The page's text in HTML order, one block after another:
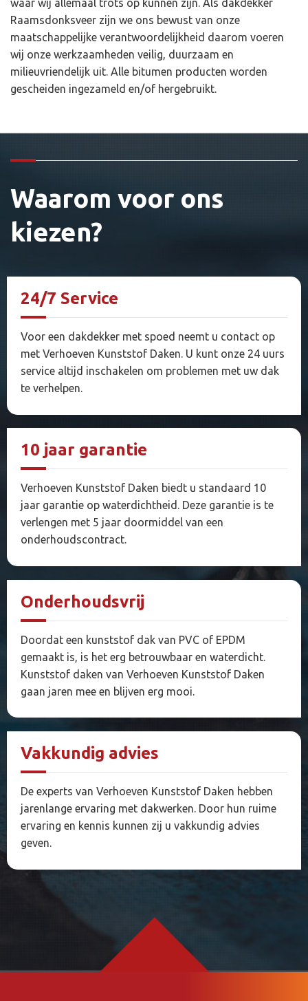
waar wij allemaal trots op kunnen zijn. Als dakdekker
Raamsdonksveer zijn we ons bewust van onze
maatschappelijke verantwoordelijkheid daarom voeren
wij onze werkzaamheden veilig, duurzaam en
milieuvriendelijk uit. Alle bitumen producten worden
gescheiden ingezameld en/of hergebruikt.
Waarom voor ons
kiezen?
24/7 Service
Voor een dakdekker met spoed neemt u contact op
met Verhoeven Kunststof Daken. U kunt onze 24 uurs
service altijd inschakelen om problemen met uw dak
te verhelpen.
10 jaar garantie
Verhoeven Kunststof Daken biedt u standaard 10
jaar garantie op waterdichtheid. Deze garantie is te
verlengen met 5 jaar doormiddel van een
onderhoudscontract.
Onderhoudsvrij
Doordat een kunststof dak van PVC of EPDM
gemaakt is, is het erg betrouwbaar en waterdicht.
Kunststof daken van Verhoeven Kunststof Daken
gaan jaren mee en blijven erg mooi.
Vakkundig advies
De experts van Verhoeven Kunststof Daken hebben
jarenlange ervaring met dakwerken. Door hun ruime
ervaring en kennis kunnen zij u vakkundig advies
geven.